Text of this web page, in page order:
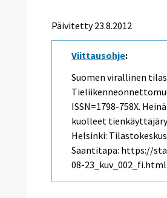
Päivitetty 23.8.2012
Viittausohje:
Suomen virallinen
ISSN=1798-758X.
kuolleet
Helsinki:
Saantitapa: https://
08-23_kuv_002_fi.html